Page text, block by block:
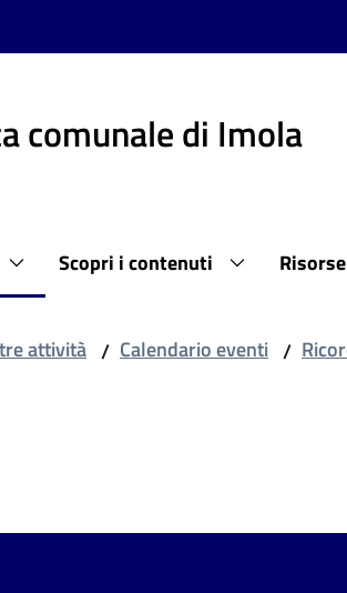
comunale di Imola
Scopri i contenuti
attività / Calendario eventi /